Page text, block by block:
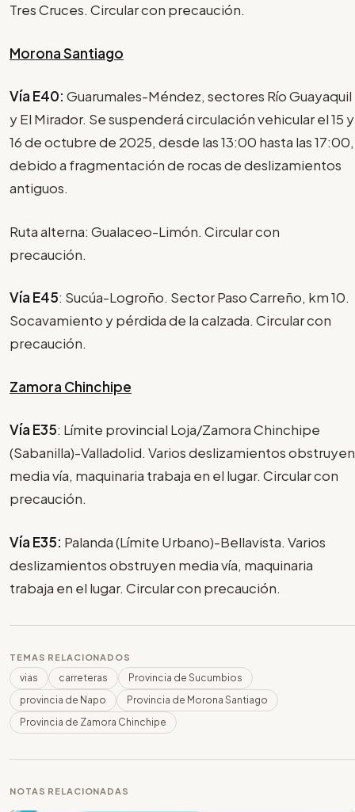
Tres Cruces. Circular con precaución.
Morona Santiago
Vía E40: Guarumales-Méndez, sectores Río Guayaquil
y El Mirador. Se suspenderá circulación vehicular el 15 y
16 de octubre de 2025, desde las 13:00 hasta las 17:00,
debido a fragmentación de rocas de deslizamientos
antiguos.
Ruta alterna: Gualaceo-Limón. Circular con
precaución.
Vía E45: Sucúa-Logroño. Sector Paso Carreño, km 10.
Socavamiento y pérdida de la calzada. Circular con
precaución.
Zamora Chinchipe
Vía E35: Límite provincial Loja/Zamora Chinchipe
(Sabanilla)-Valladolid. Varios deslizamientos obstruyen
media vía, maquinaria trabaja en el lugar. Circular con
precaución.
Vía E35: Palanda (Límite Urbano)-Bellavista. Varios
deslizamientos obstruyen media vía, maquinaria
trabaja en el lugar. Circular con precaución.
TEMAS RELACIONADOS
vias carreteras
Provincia de Sucumbios
provincia de Napo
Provincia de Morona Santiago
Provincia de Zamora Chinchipe
NOTAS RELACIONADAS